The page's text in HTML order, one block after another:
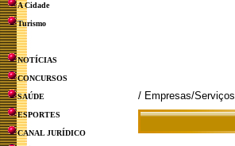
A Cidade
Turismo
NOTÍCIAS
CONCURSOS
SAÚDE
ESPORTES
CANAL JURÍDICO
/ Empresas/Serviços